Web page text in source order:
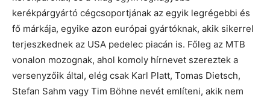
kerékpárgyártó cégcsoportjának az egyik legrégebbi és
fő márkája, egyike azon európai gyártóknak, akik sikerrel
terjeszkednek az USA pedelec piacán is. Főleg az MTB
vonalon mozognak, ahol komoly hírnevet szereztek a
versenyzőik által, elég csak Karl Platt, Tomas Dietsch,
Stefan Sahm vagy Tim Böhne nevét említeni, akik nem